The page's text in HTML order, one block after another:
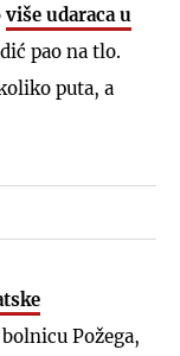
više udaraca u
pao na tlo.
puta, a
Požega,